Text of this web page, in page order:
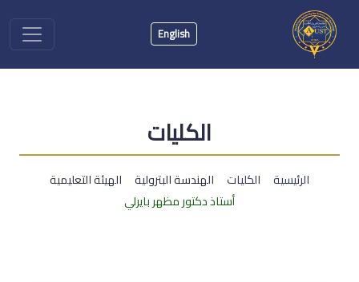
English
الكليات
الرئيسية الكليات الهندسة البترولية
الهيئة التعليمية
أستاذ دكتور مظهر بايرلي